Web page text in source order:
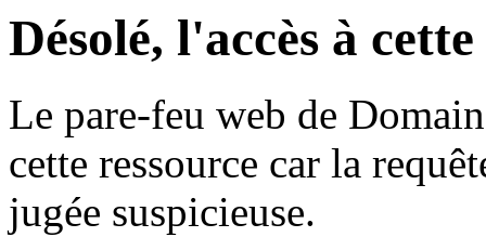
Désolé, l'accès à
Le pare-feu web de
cette ressource car la
jugée suspicieuse.